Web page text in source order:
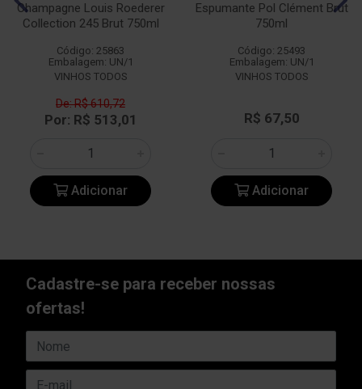
Champagne Louis Roederer
Collection 245 Brut 750ml
Código: 25863
Embalagem: UN/1
VINHOS TODOS
De: R$ 610,72
Por: R$ 513,01
Adicionar
Espumante Pol Clément Brut
750ml
Código: 25493
Embalagem: UN/1
VINHOS TODOS
R$ 67,50
Adicionar
Cadastre-se para receber nossas
ofertas!